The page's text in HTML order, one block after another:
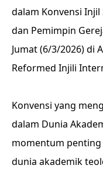
dalam Konvensi
dan Pemimpin
Jumat (6/3/2026) di
Reformed Injili
Konvensi yang
dalam Dunia
momentum
dunia akademik